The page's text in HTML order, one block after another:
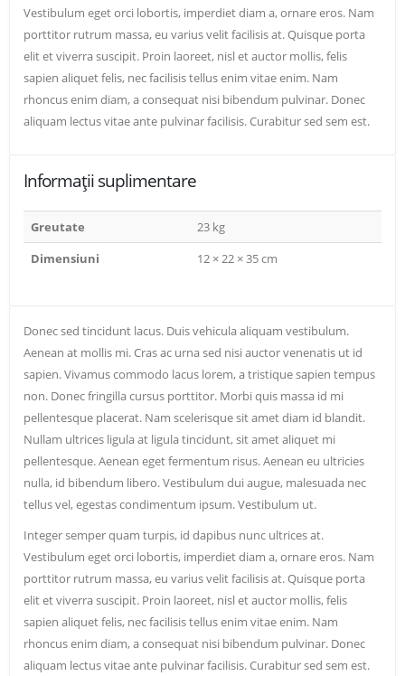
Vestibulum eget orci lobortis, imperdiet diam a, ornare eros. Nam
porttitor rutrum massa, eu varius velit facilisis at. Quisque porta
elit et viverra suscipit. Proin laoreet, nisl et auctor mollis, felis
sapien aliquet felis, nec facilisis tellus enim vitae enim. Nam
rhoncus enim diam, a consequat nisi bibendum pulvinar. Donec
aliquam lectus vitae ante pulvinar facilisis. Curabitur sed sem est.
Informații suplimentare
Greutate
23 kg
Dimensiuni
12 × 22 × 35 cm
Donec sed tincidunt lacus. Duis vehicula aliquam vestibulum.
Aenean at mollis mi. Cras ac urna sed nisi auctor venenatis ut id
sapien. Vivamus commodo lacus lorem, a tristique sapien tempus
non. Donec fringilla cursus porttitor. Morbi quis massa id mi
pellentesque placerat. Nam scelerisque sit amet diam id blandit.
Nullam ultrices ligula at ligula tincidunt, sit amet aliquet mi
pellentesque. Aenean eget fermentum risus. Aenean eu ultricies
nulla, id bibendum libero. Vestibulum dui augue, malesuada nec
tellus vel, egestas condimentum ipsum. Vestibulum ut.
Integer semper quam turpis, id dapibus nunc ultrices at.
Vestibulum eget orci lobortis, imperdiet diam a, ornare eros. Nam
porttitor rutrum massa, eu varius velit facilisis at. Quisque porta
elit et viverra suscipit. Proin laoreet, nisl et auctor mollis, felis
sapien aliquet felis, nec facilisis tellus enim vitae enim. Nam
rhoncus enim diam, a consequat nisi bibendum pulvinar. Donec
aliquam lectus vitae ante pulvinar facilisis. Curabitur sed sem est.